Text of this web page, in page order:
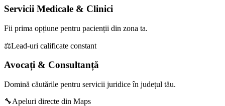
Servicii Medicale & Clinici
Fii prima opțiune pentru pacienții din zona ta.
⚖️Lead-uri calificate constant
Avocați & Consultanță
Domină căutările pentru servicii juridice în județul tău.
🔧Apeluri directe din Maps